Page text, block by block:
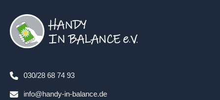
030/28 68 74 93
info@handy-in-balance.de